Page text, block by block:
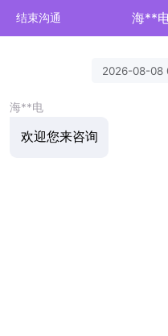
结束沟通 海**
2026-08-08
海**电
欢迎您来咨询